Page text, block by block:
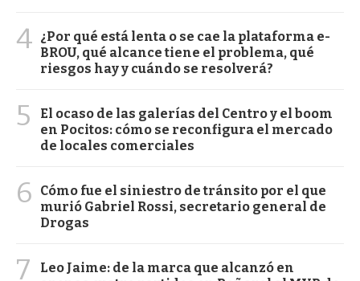
4 ¿Por qué está lenta o se cae la plataforma e-
BROU, qué alcance tiene el problema, qué
riesgos hay y cuándo se resolverá?
5
El ocaso de las galerías del Centro y el boom
en Pocitos: cómo se reconfigura el mercado
de locales comerciales
6
Cómo fue el siniestro de tránsito por el que
murió Gabriel Rossi, secretario general de
Drogas
7
Leo Jaime: de la marca que alcanzó en